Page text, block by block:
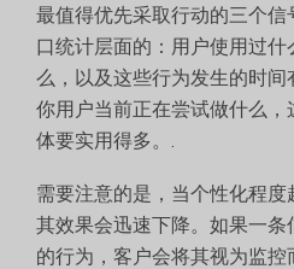
最值得优先采取行动的三个信
口统计层面的：用户使用过
么，以及这些行为发生的时
你用户当前正在尝试做什么
体要实用得多。.
需要注意的是，当个性化程度
其效果会迅速下降。如果一
的行为，客户会将其视为监